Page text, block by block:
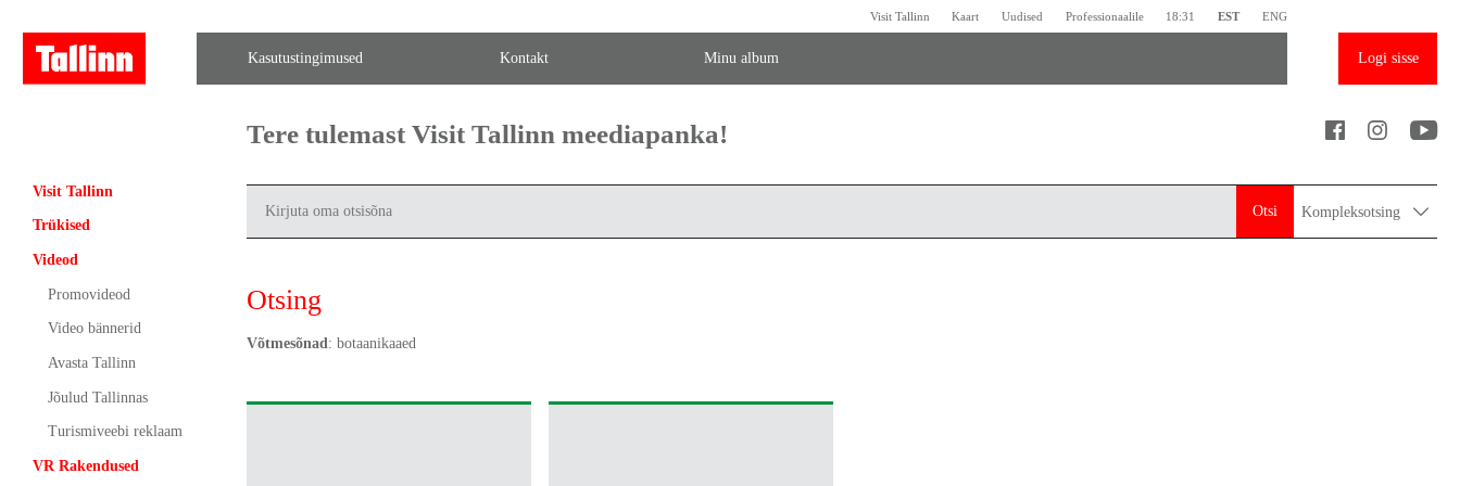
Visit Tallinn Kaart Uudised Professionaalile 18:31 EST ENG
Kasutustingimused Kontakt Minu album Logi sisse
Visit Tallinn
Trükised
Videod
Promovideod
Video bännerid
Avasta Tallinn
Jõulud Tallinnas
Turismiveebi reklaam
VR Rakendused
Tere tulemast Visit Tallinn meediapanka!
Otsi Kompleksotsing
Otsing
Võtmesõnad : botaanikaaed